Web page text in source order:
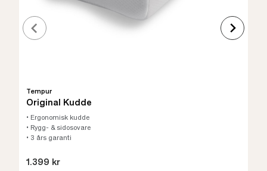
Tempur
Original Kudde
• Ergonomisk kudde
• Rygg- & sidosovare
• 3 års garanti
1.399 kr